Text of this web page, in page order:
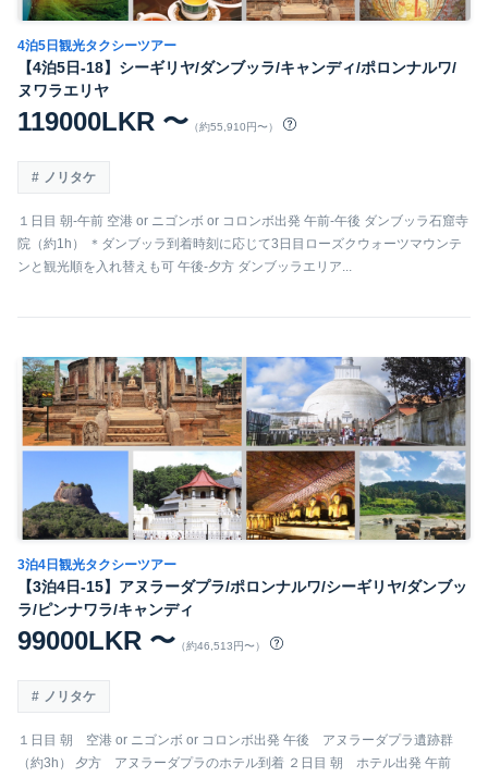
4泊5日観光タクシーツアー
【4泊5日-18】シーギリヤ/ダンブッラ/キャンディ/ポロンナルワ/
ヌワラエリヤ
119000LKR 〜 （約55,910円〜）
ノリタケ
１日目 朝-午前 空港 or ニゴンボ or コロンボ出発 午前-午後 ダンブッラ石窟寺
院（約1h） ＊ダンブッラ到着時刻に応じて3日目ローズクウォーツマウンテ
ンと観光順を入れ替えも可 午後-夕方 ダンブッラエリア...
3泊4日観光タクシーツアー
【3泊4日-15】アヌラーダプラ/ポロンナルワ/シーギリヤ/ダンブッ
ラ/ピンナワラ/キャンディ
99000LKR 〜 （約46,513円〜）
ノリタケ
１日目 朝 空港 or ニゴンボ or コロンボ出発 午後 アヌラーダプラ遺跡群
（約3h） 夕方 アヌラーダプラのホテル到着 ２日目 朝 ホテル出発 午前